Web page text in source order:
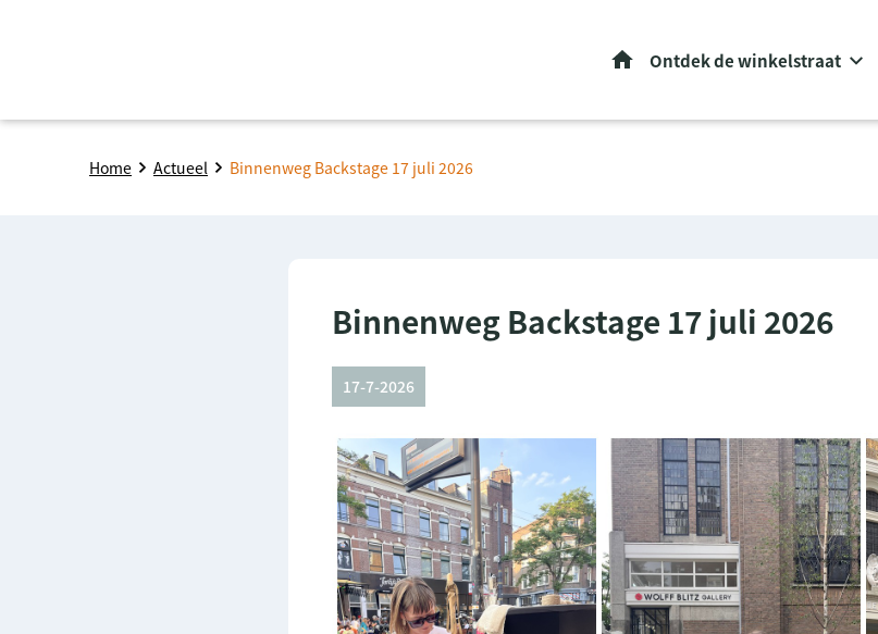
HomeOntdek de winkelstraat
Home Actueel Binnenweg Backstage 17 juli 2026
Binnenweg Backstage 17 juli 2026
17-7-2026